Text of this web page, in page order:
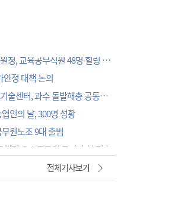
인의 날, 300명 성황
원노조 9대 출범
정 우수공무원 국민 추천 접수
천해수욕장 현장 근무자 격려
'맥도날드·세종시립박물관' 차례로 오픈… 고운동 정주여건 좋아진다
전체기사보기